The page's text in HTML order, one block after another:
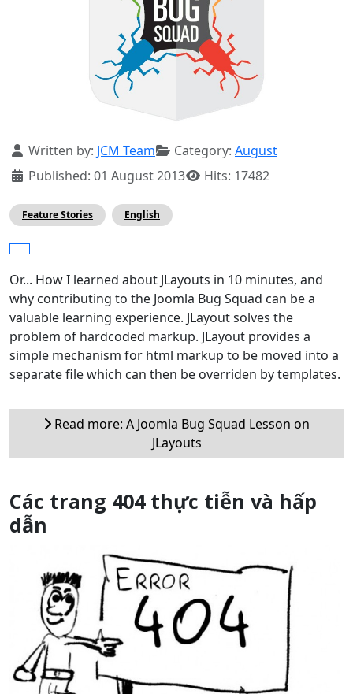
Details
Written by: JCM Team Category: August
Published: 01 August 2013
Hits: 17482
Feature Stories English
Or... How I learned about JLayouts in 10 minutes, and
why contributing to the Joomla Bug Squad can be a
valuable learning experience. JLayout solves the
problem of hardcoded markup. JLayout provides a
simple mechanism for html markup to be moved into a
separate file which can then be overriden by templates.
Read more: A Joomla Bug Squad Lesson on
JLayouts
Các trang 404 thực tiễn và hấp
dẫn